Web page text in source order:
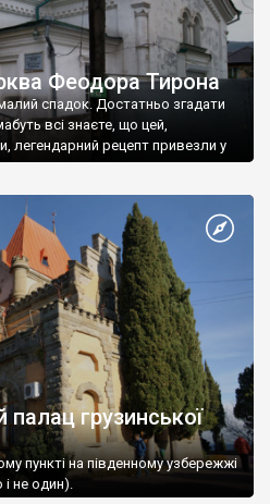
Феодора Тирона
спадок. Достатньо згадати
всі знаєте, що цей,
легендарний рецепт привезли у
грузинської
пункті на південному узбережжі
і не один).